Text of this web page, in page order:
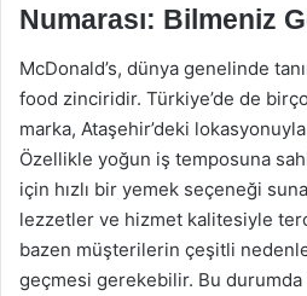
Numarası: Bilmeniz
McDonald’s, dünya genelinde
food zinciridir. Türkiye’de de
marka, Ataşehir’deki
Özellikle yoğun iş temposuna
için hızlı bir yemek seçeneği
lezzetler ve hizmet kalitesiyle
bazen müşterilerin çeşitli
geçmesi gerekebilir. Bu durumda